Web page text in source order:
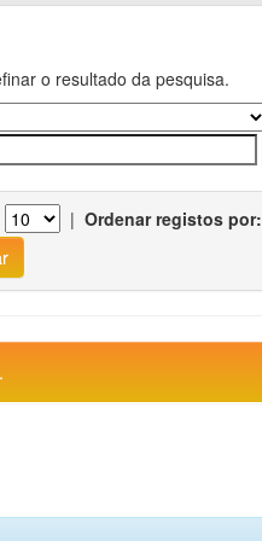
o resultado da pesquisa.
| Ordenar registos por: